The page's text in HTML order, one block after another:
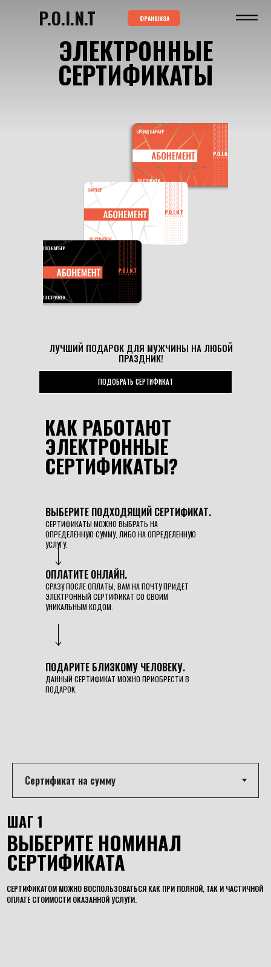
ЭЛЕКТРОННЫЕ
СЕРТИФИКАТЫ
ЛУЧШИЙ ПОДАРОК ДЛЯ МУЖЧИНЫ НА ЛЮБОЙ
ПРАЗДНИК!
ПОДОБРАТЬ СЕРТИФИКАТ
КАК РАБОТАЮТ
ЭЛЕКТРОННЫЕ
СЕРТИФИКАТЫ?
ВЫБЕРИТЕ ПОДХОДЯЩИЙ СЕРТИФИКАТ.
СЕРТИФИКАТЫ МОЖНО ВЫБРАТЬ НА
ОПРЕДЕЛЕННУЮ СУММУ, ЛИБО НА ОПРЕДЕЛЕННУЮ
УСЛУГУ.
ОПЛАТИТЕ ОНЛАЙН.
СРАЗУ ПОСЛЕ ОПЛАТЫ, ВАМ НА ПОЧТУ ПРИДЕТ
ЭЛЕКТРОННЫЙ СЕРТИФИКАТ СО СВОИМ
УНИКАЛЬНЫМ КОДОМ.
ДАННЫЙ СЕРТИФИКАТ МОЖНО ПРИОБРЕСТИ В
ПОДАРОК.
ПОДАРИТЕ БЛИЗКОМУ ЧЕЛОВЕКУ.
ШАГ 1
ВЫБЕРИТЕ НОМИНАЛ
СЕРТИФИКАТА
СЕРТИФИКАТОМ МОЖНО ВОСПОЛЬЗОВАТЬСЯ КАК ПРИ ПОЛНОЙ, ТАК И ЧАСТИЧНОЙ
ОПЛАТЕ СТОИМОСТИ ОКАЗАННОЙ УСЛУГИ.
P.O.I.N.T ФРАНШИЗА